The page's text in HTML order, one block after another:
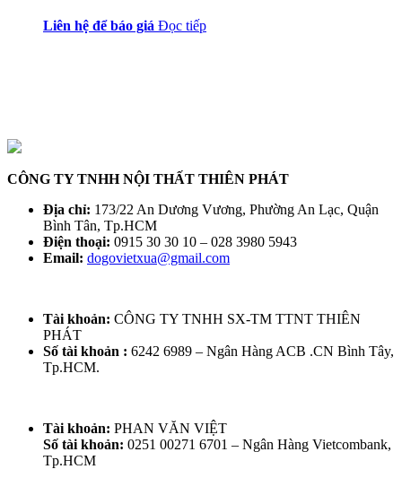
Liên hệ để báo giá Đọc tiếp
CÔNG TY TNHH NỘI THẤT THIÊN PHÁT
Địa chỉ: 173/22 An Dương Vương, Phường An Lạc, Quận
Bình Tân, Tp.HCM
Điện thoại: 0915 30 30 10 – 028 3980 5943
Email: dogovietxua@gmail.com
Tài khoản: CÔNG TY TNHH SX-TM TTNT THIÊN
PHÁT
Số tài khoản : 6242 6989 – Ngân Hàng ACB .CN Bình Tây,
Tp.HCM.
Tài khoản: PHAN VĂN VIỆT
Số tài khoản: 0251 00271 6701 – Ngân Hàng Vietcombank,
Tp.HCM